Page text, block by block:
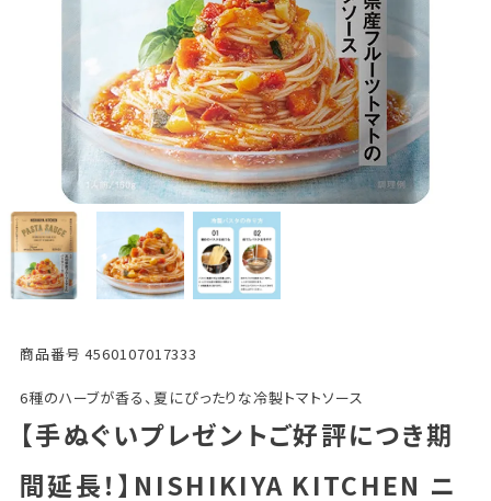
商品番号 4560107017333
6種のハーブが香る、夏にぴったりな冷製トマトソース
【手ぬぐいプレゼントご好評につき期
間延長！】NISHIKIYA KITCHEN ニ